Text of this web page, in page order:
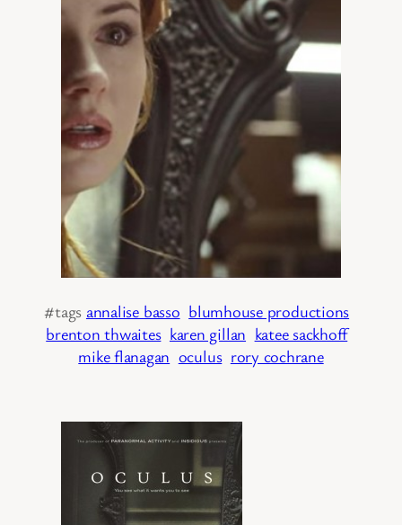
#tags annalise basso blumhouse productions
brenton thwaites karen gillan katee sackhoff
mike flanagan oculus rory cochrane